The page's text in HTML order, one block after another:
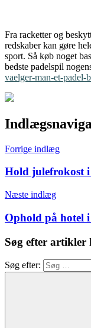
Fra racketter og
redskaber kan gøre
sport. Så køb noget
bedste padelspil
vaelger-man-et-padel-
Forrige indlæg
Hold julefrokost i
Næste indlæg
Ophold på hotel i
Søg efter artikler
Søg efter: